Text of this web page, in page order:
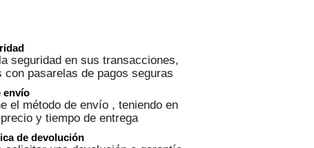
seguridad en sus transacciones,
con pasarelas de pagos seguras
envío
el método de envío , teniendo en
y tiempo de entrega
de devolución